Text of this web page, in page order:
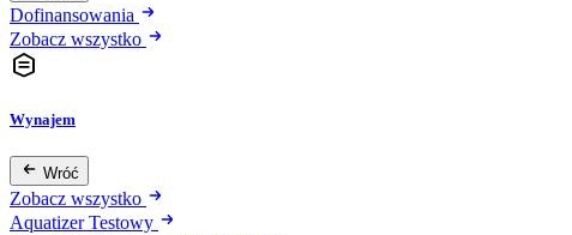
Dofinansowania
Zobacz wszystko
Wynajem
Wróć
Zobacz wszystko
Aquatizer Testowy